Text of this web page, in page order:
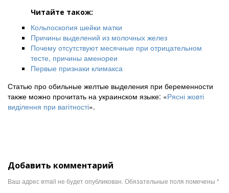
Читайте також:
Кольпоскопия шейки матки
Причины выделений из молочных желез
Почему отсутствуют месячные при отрицательном
тесте, причины аменореи
Первые признаки климакса
Статью про обильные желтые выделения при беременности
также можно прочитать на украинском языке: «Рясні жовті
виділення при вагітності».
Добавить комментарий
Ваш адрес email не будет опубликован. Обязательные поля помечены *